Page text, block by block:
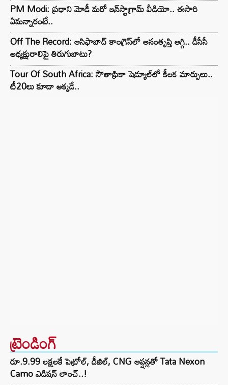
PM Modi: ప్రధాని మోడీ మరో ఇన్‌స్టాగ్రామ్ వీడియో.. ఈసారి
ఏమన్నారంటే..
Off The Record: ఆసిఫాబాద్ కాంగ్రెస్‌లో అసంతృప్తి అగ్గి.. డీసీసీ
అధ్యక్షురాలిపై తిరుగుబాటు?
Tour Of South Africa: సౌతాఫ్రికా షెడ్యూల్‌లో కీలక మార్పులు..
టీ20లు కూడా అక్కడే..
ట్రెండింగ్‌
రూ.9.99 లక్షలకే పెట్రోల్, డీజిల్, CNG ఆప్షన్లతో Tata Nexon
Camo ఎడిషన్ లాంచ్..!